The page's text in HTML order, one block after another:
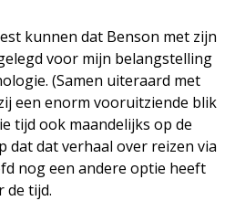
kunnen dat Benson met zijn
voor mijn belangstelling
(Samen uiteraard met
een enorm vooruitziende blik
tijd ook maandelijks op de
dat dat verhaal over reizen via
nog een andere optie heeft
de tijd.